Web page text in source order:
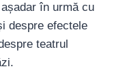
în urmă cu
despre efectele
teatrul